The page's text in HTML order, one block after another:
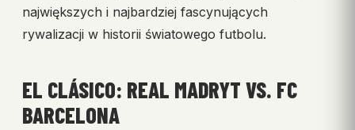
największych i najbardziej fascynujących
rywalizacji w historii światowego futbolu.
EL CLÁSICO: REAL MADRYT VS. FC
BARCELONA